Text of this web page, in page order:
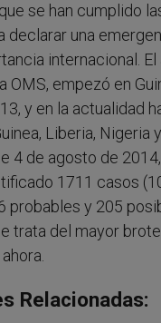
se han cumplido
declarar una
internacional.
OMS, empezó en
y en la actualidad
Liberia, Nigeria
4 de agosto de
1711 casos
probables y 205
trata del mayor
Relacionadas: